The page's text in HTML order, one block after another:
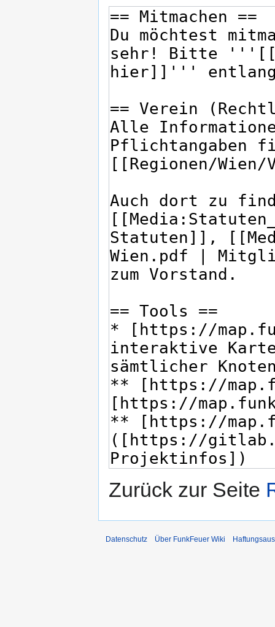
Zurück zur Seite
Datenschutz Über FunkFeuer Wiki